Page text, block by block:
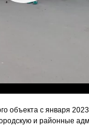
видео
объекта с января
и районные